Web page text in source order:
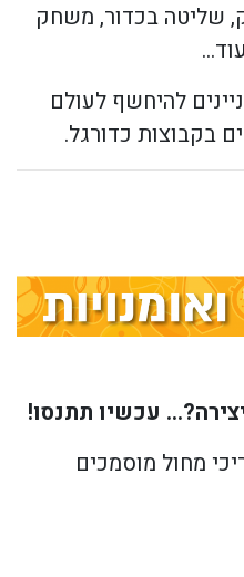
שליטה בכדור, משחק
להיחשף לעולם
בקבוצות כדורגל.
עכשיו תתנסו!
מחול מוסמכים